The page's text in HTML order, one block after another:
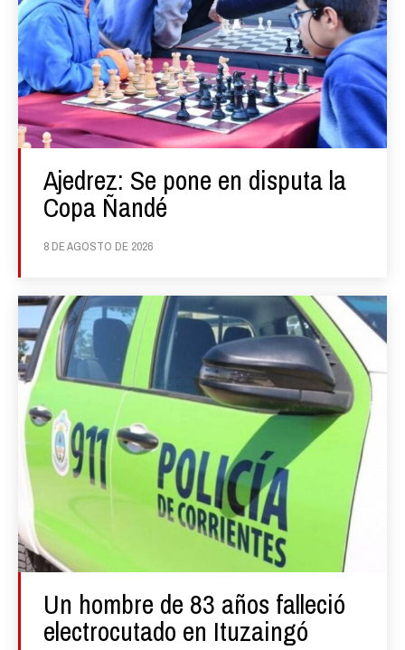
Ajedrez: Se pone en disputa la
Copa Ñandé
8 DE AGOSTO DE 2026
Un hombre de 83 años falleció
electrocutado en Ituzaingó